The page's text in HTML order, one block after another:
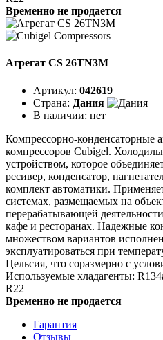
Временно не продается
Агрегат CS 26TN3M
Артикул: 042619
Страна: Дания
В наличии: нет
Компрессорно-конденсаторные
компрессоров Cubigel.
устройством, которое
ресивер, конденсатор,
комплект автоматики.
системах, размещаемых на
перерабатывающей
кафе и ресторанах. Надежные
множеством вариантов
эксплуатироваться при
Цельсия, что соразмерно с
Используемые хладагенты:
R22
Временно не продается
Гарантия
Отзывы